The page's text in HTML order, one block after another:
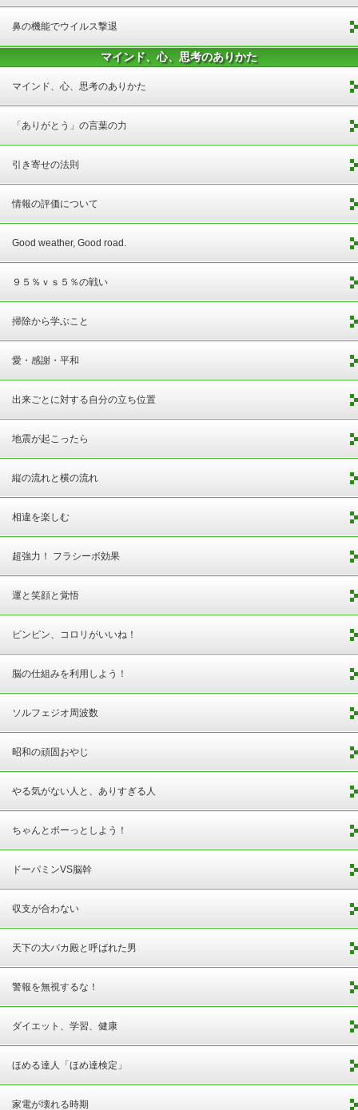
鼻の機能でウイルス撃退
マインド、心、思考のありかた
マインド、心、思考のありかた
「ありがとう」の言葉の力
引き寄せの法則
情報の評価について
Good weather, Good road.
９５％ｖｓ５％の戦い
掃除から学ぶこと
愛・感謝・平和
出来ごとに対する自分の立ち位置
地震が起こったら
縦の流れと横の流れ
相違を楽しむ
超強力！ フラシーボ効果
運と笑顔と覚悟
ピンピン、コロリがいいね！
脳の仕組みを利用しよう！
ソルフェジオ周波数
昭和の頑固おやじ
やる気がない人と、ありすぎる人
ちゃんとボーっとしよう！
ドーパミンVS脳幹
収支が合わない
天下の大バカ殿と呼ばれた男
警報を無視するな！
ダイエット、学習、健康
ほめる達人「ほめ達検定」
家電が壊れる時期